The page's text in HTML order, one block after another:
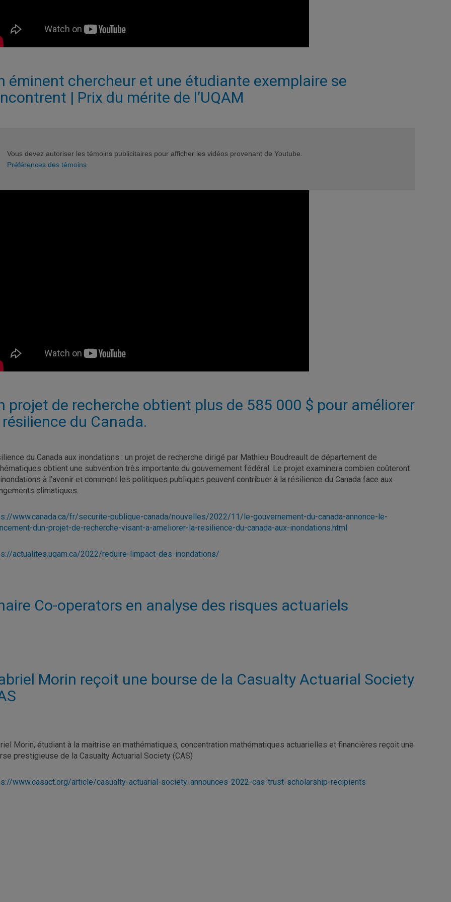
éminent chercheur et une étudiante exemplaire se
| Prix du mérite de l’UQAM
Vous devez autoriser les témoins publicitaires pour afficher les vidéos provenant de Youtube.
Préférences des témoins
projet de recherche obtient plus de 585 000 $ pour améliorer
du Canada.
du Canada aux inondations : un projet de recherche dirigé par Mathieu Boudreault de département de
obtient une subvention très importante du gouvernement fédéral. Le projet examinera combien coûteront
à l’avenir et comment les politiques publiques peuvent contribuer à la résilience du Canada face aux
climatiques.
www.canada.ca/fr/securite-publique-canada/nouvelles/2022/11/le-gouvernement-du-canada-annonce-le-
dun-projet-de-recherche-visant-a-ameliorer-la-resilience-du-canada-aux-inondations.html
actualites.uqam.ca/2022/reduire-limpact-des-inondations/
Co-operators en analyse des risques actuariels
Morin reçoit une bourse de la Casualty Actuarial Society
Morin, étudiant à la maitrise en mathématiques, concentration mathématiques actuarielles et financières reçoit une
prestigieuse de la Casualty Actuarial Society (CAS)
www.casact.org/article/casualty-actuarial-society-announces-2022-cas-trust-scholarship-recipients